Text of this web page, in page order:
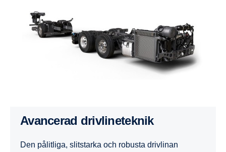
Avancerad drivlineteknik
Den pålitliga, slitstarka och robusta drivlinan